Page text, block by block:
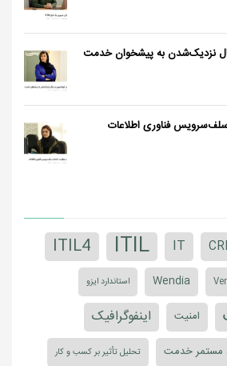
نزدیک‌شدن به پیشخوان خدمت
فناوری اطلاعات
IT
ITIL
ITIL4
Wendia استاندارد ایزو
امنیت اینفوگرافیک
مستمر خدمت تحلیل تأثیر بر کسب و کار